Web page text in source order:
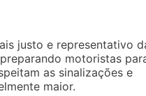
justo e representativo
motoristas
as sinalizações e
maior.